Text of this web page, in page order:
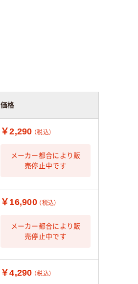
価格
￥2,290 （税込）
メーカー都合により販
売停止中です
￥16,900 （税込）
メーカー都合により販
売停止中です
￥4,290 （税込）